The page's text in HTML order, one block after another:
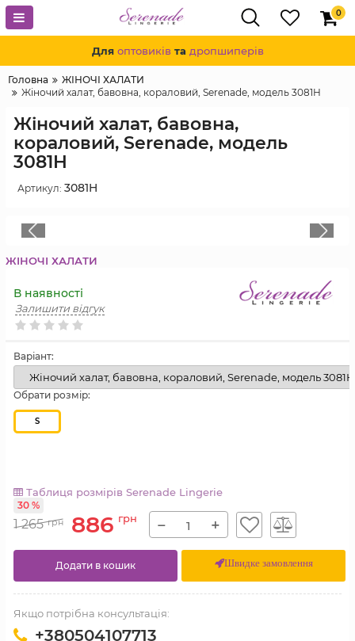
0
Для оптовиків та дропшиперів
Головна
ЖІНОЧІ ХАЛАТИ
Жіночий халат, бавовна, кораловий, Serenade, модель 3081H
Жіночий халат, бавовна,
кораловий, Serenade, модель
3081H
Артикул: 3081H
ЖІНОЧІ ХАЛАТИ
Залишити відгук
В наявності
Варіант:
Обрати розмір:
S
Таблиця розмірів Serenade Lingerie
1 265 грн 886 грн
30 %
− +
Додати в кошик Швидке замовлення
Якщо потрібна консультація:
+380504107713